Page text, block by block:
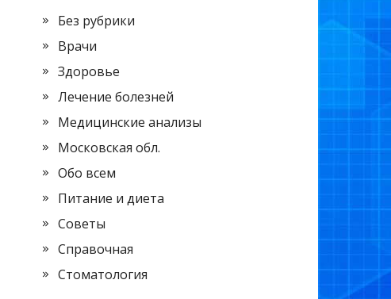
Без рубрики
Врачи
Здоровье
Лечение болезней
Медицинские анализы
Московская обл.
Обо всем
Питание и диета
Советы
Справочная
Стоматология